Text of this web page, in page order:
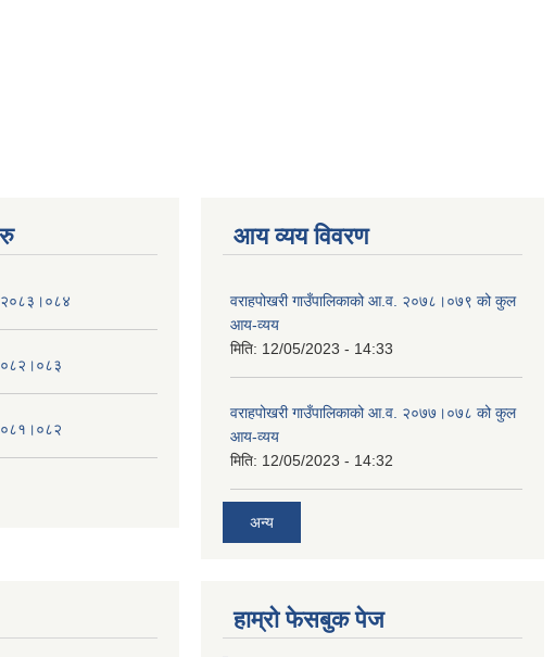
आय व्यय विवरण
वराहपोखरी गाउँपालिकाको आ.व. २०७८।०७९ को कुल
आय-व्यय
मिति: 12/05/2023 - 14:33
वराहपोखरी गाउँपालिकाको आ.व. २०७७।०७८ को कुल
आय-व्यय
मिति: 12/05/2023 - 14:32
अन्य
हाम्रो फेसबुक पेज